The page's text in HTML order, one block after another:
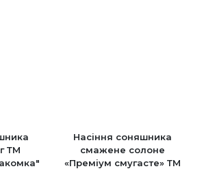
ТМ
Насіння соняшника
смажене солоне
«Преміум смугасте» ТМ